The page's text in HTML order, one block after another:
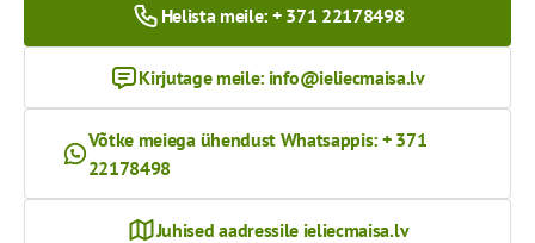
Helista meile: + 371 22178498
Kirjutage meile: info@ieliecmaisa.lv
Võtke meiega ühendust Whatsappis: + 371
22178498
Juhised aadressile ieliecmaisa.lv